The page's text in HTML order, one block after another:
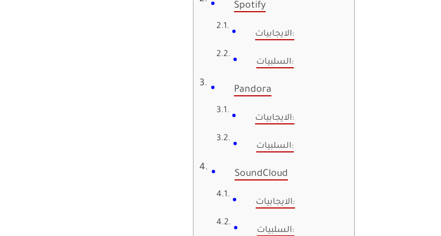
Spotify
الايجابيات:
السلبيات:
Pandora
الايجابيات:
السلبيات:
SoundCloud
الايجابيات:
السلبيات: